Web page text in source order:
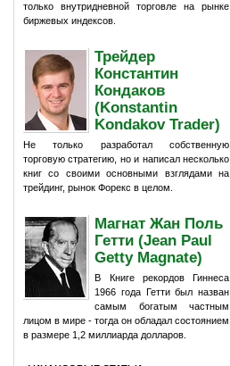
только внутридневной торговле на рынке
биржевых индексов.
Трейдер
Константин
Кондаков
(Konstantin
Kondakov Trader)
Не только разработал собственную
торговую стратегию, но и написал несколько
книг со своими основными взглядами на
трейдинг, рынок Форекс в целом.
Магнат Жан Поль
Гетти (Jean Paul
Getty Magnate)
В Книге рекордов Гиннеса
1966 года Гетти был назван
самым богатым частным
лицом в мире - тогда он обладал состоянием
в размере 1,2 миллиарда долларов.